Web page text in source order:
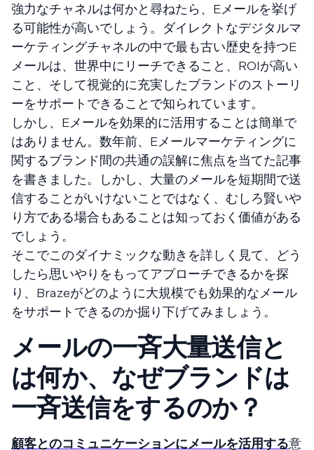
強力なチャネルは何かと尋ねたら、Eメールを挙げ
る可能性が高いでしょう。ダイレクトなデジタルマ
ーケティングチャネルの中で最も古い歴史を持つE
メールは、世界中にリーチできること、ROIが高い
こと、そして視覚的に充実したブランドのストーリ
ーをサポートできることで知られています。
しかし、Eメールを効果的に活用することは簡単で
はありません。数年前、Eメールマーケティングに
関するブランド間の共通の誤解に焦点を当てた記事
を書きました。しかし、大量のメールを短期間で送
信することがいけないことではなく、むしろ賢いや
り方である場合もあることは知っておく価値がある
でしょう。
そこでこのダイナミックな動きを詳しく見て、どう
したら思いやりをもってアプローチできるかを探
り、Brazeがどのように大規模でも効果的なメール
をサポートできるのか掘り下げてみましょう。
メールの一斉大量送信と
は何か、なぜブランドは
一斉送信をするのか？
顧客とのコミュニケーションにメールを活用する意